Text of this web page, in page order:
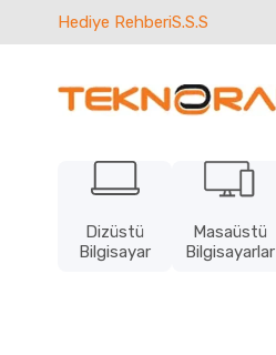
Hediye RehberiS.S.S
Dizüstü
Bilgisayar
Masaüstü
Bilgisayarlar